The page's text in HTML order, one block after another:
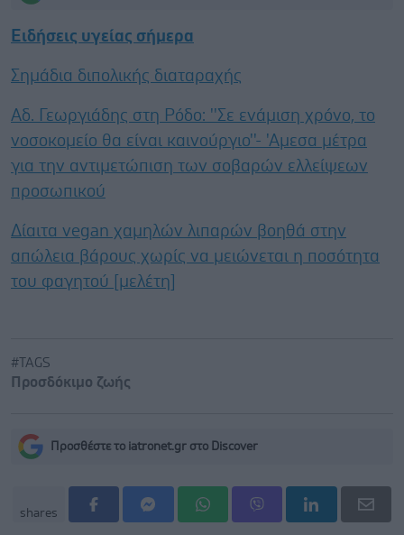
Ειδήσεις υγείας σήμερα
Σημάδια διπολικής διαταραχής
Αδ. Γεωργιάδης στη Ρόδο: ''Σε ενάμιση χρόνο, το
νοσοκομείο θα είναι καινούργιο''- 'Αμεσα μέτρα
για την αντιμετώπιση των σοβαρών ελλείψεων
προσωπικού
Δίαιτα vegan χαμηλών λιπαρών βοηθά στην
απώλεια βάρους χωρίς να μειώνεται η ποσότητα
του φαγητού [μελέτη]
#TAGS
Προσδόκιμο ζωής
Προσθέστε το iatronet.gr στο Discover
shares